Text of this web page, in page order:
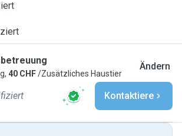
40 CHF/Zusätzliches Haustier
Ändern
Kontaktiere